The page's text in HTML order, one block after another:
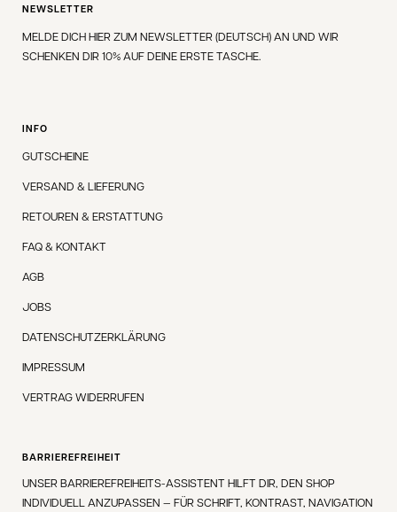
NEWSLETTER
MELDE DICH HIER ZUM NEWSLETTER (DEUTSCH) AN UND WIR
SCHENKEN DIR 10% AUF DEINE ERSTE TASCHE.
INFO
GUTSCHEINE
VERSAND & LIEFERUNG
RETOUREN & ERSTATTUNG
FAQ & KONTAKT
AGB
JOBS
DATENSCHUTZERKLÄRUNG
IMPRESSUM
VERTRAG WIDERRUFEN
BARRIEREFREIHEIT
UNSER BARRIEREFREIHEITS-ASSISTENT HILFT DIR, DEN SHOP
INDIVIDUELL ANZUPASSEN — FÜR SCHRIFT, KONTRAST, NAVIGATION